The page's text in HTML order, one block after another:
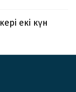
екі күн